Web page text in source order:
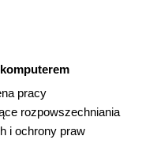
pracy
rozpowszechniania
i ochrony praw